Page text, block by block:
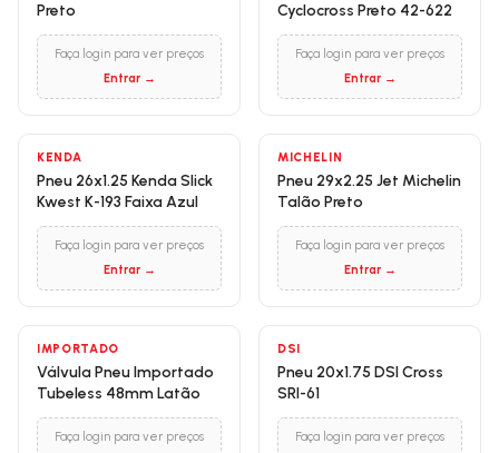
Preto
Faça login para ver preços
Entrar →
Cyclocross Preto 42-622
Faça login para ver preços
Entrar →
KENDA
Pneu 26x1.25 Kenda Slick
Kwest K-193 Faixa Azul
Faça login para ver preços
Entrar →
MICHELIN
Pneu 29x2.25 Jet Michelin
Talão Preto
Faça login para ver preços
Entrar →
IMPORTADO
Válvula Pneu Importado
Tubeless 48mm Latão
Faça login para ver preços
DSI
Pneu 20x1.75 DSI Cross
SRI-61
Faça login para ver preços